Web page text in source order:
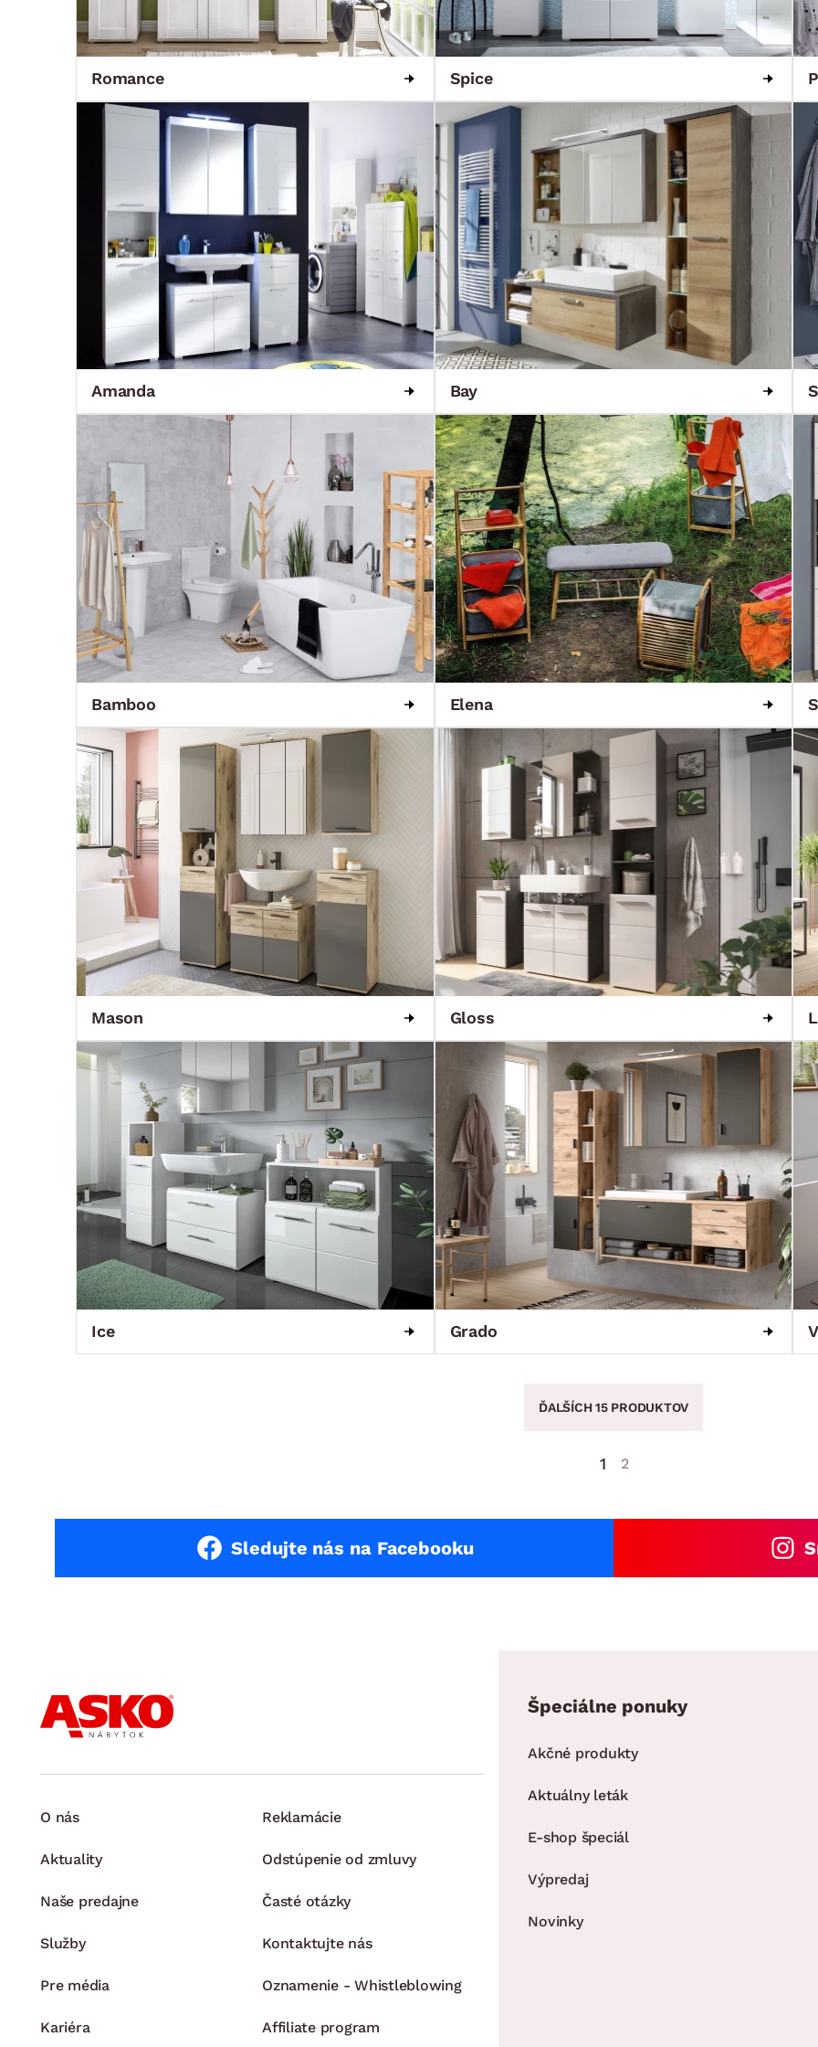
Romance Spice
Amanda Bay
Bamboo Elena
Mason Gloss
Ice Grado
ĎALŠÍCH 15 PRODUKTOV
1 2
Sledujte nás na Facebooku
O nás
Aktuality
Naše predajne
Služby
Pre média
Kariéra
Reklamácie
Odstúpenie od zmluvy
Časté otázky
Kontaktujte nás
Oznamenie - Whistleblowing
Affiliate program
Špeciálne ponuky
Akčné produkty
Aktuálny leták
E-shop špeciál
Výpredaj
Novinky